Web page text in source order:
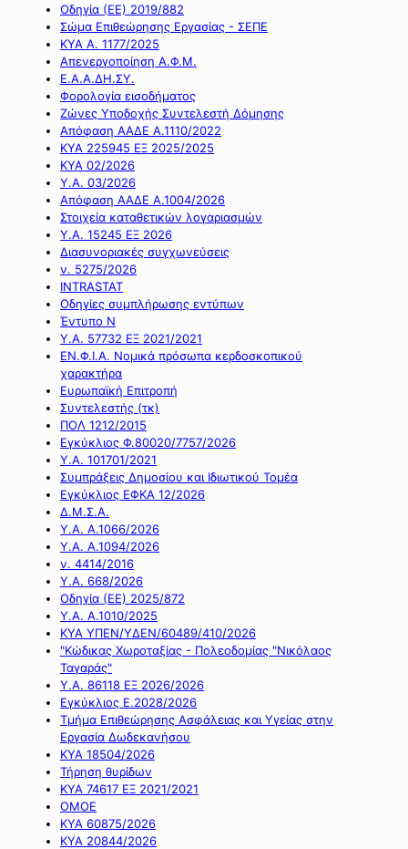
Οδηγία (ΕΕ) 2019/882
Σώμα Επιθεώρησης Εργασίας - ΣΕΠΕ
ΚΥΑ Α. 1177/2025
Απενεργοποίηση Α.Φ.Μ.
Ε.Α.Α.ΔΗ.ΣΥ.
Φορολογία εισοδήματος
Ζώνες Υποδοχής Συντελεστή Δόμησης
Απόφαση ΑΑΔΕ Α.1110/2022
ΚΥΑ 225945 ΕΞ 2025/2025
ΚΥΑ 02/2026
Υ.Α. 03/2026
Απόφαση ΑΑΔΕ Α.1004/2026
Στοιχεία καταθετικών λογαριασμών
Υ.Α. 15245 ΕΞ 2026
Διασυνοριακές συγχωνεύσεις
ν. 5275/2026
INTRASTAT
Οδηγίες συμπλήρωσης εντύπων
Έντυπο Ν
Υ.Α. 57732 ΕΞ 2021/2021
ΕΝ.Φ.Ι.Α. Νομικά πρόσωπα κερδοσκοπικού
χαρακτήρα
Ευρωπαϊκή Επιτροπή
Συντελεστής (τκ)
ΠΟΛ 1212/2015
Εγκύκλιος Φ.80020/7757/2026
Υ.Α. 101701/2021
Συμπράξεις Δημοσίου και Ιδιωτικού Τομέα
Εγκύκλιος ΕΦΚΑ 12/2026
Δ.Μ.Σ.Α.
Υ.Α. Α.1066/2026
Υ.Α. Α.1094/2026
ν. 4414/2016
Y.A. 668/2026
Οδηγία (ΕΕ) 2025/872
Υ.Α. Α.1010/2025
ΚΥΑ ΥΠΕΝ/ΥΔΕΝ/60489/410/2026
"Κώδικας Χωροταξίας - Πολεοδομίας "Νικόλαος
Ταγαράς"
Υ.Α. 86118 ΕΞ 2026/2026
Εγκύκλιος Ε.2028/2026
Τμήμα Επιθεώρησης Ασφάλειας και Υγείας στην
Εργασία Δωδεκανήσου
ΚΥΑ 18504/2026
Τήρηση θυρίδων
ΚΥΑ 74617 ΕΞ 2021/2021
ΟΜΟΕ
ΚΥΑ 60875/2026
ΚΥΑ 20844/2026